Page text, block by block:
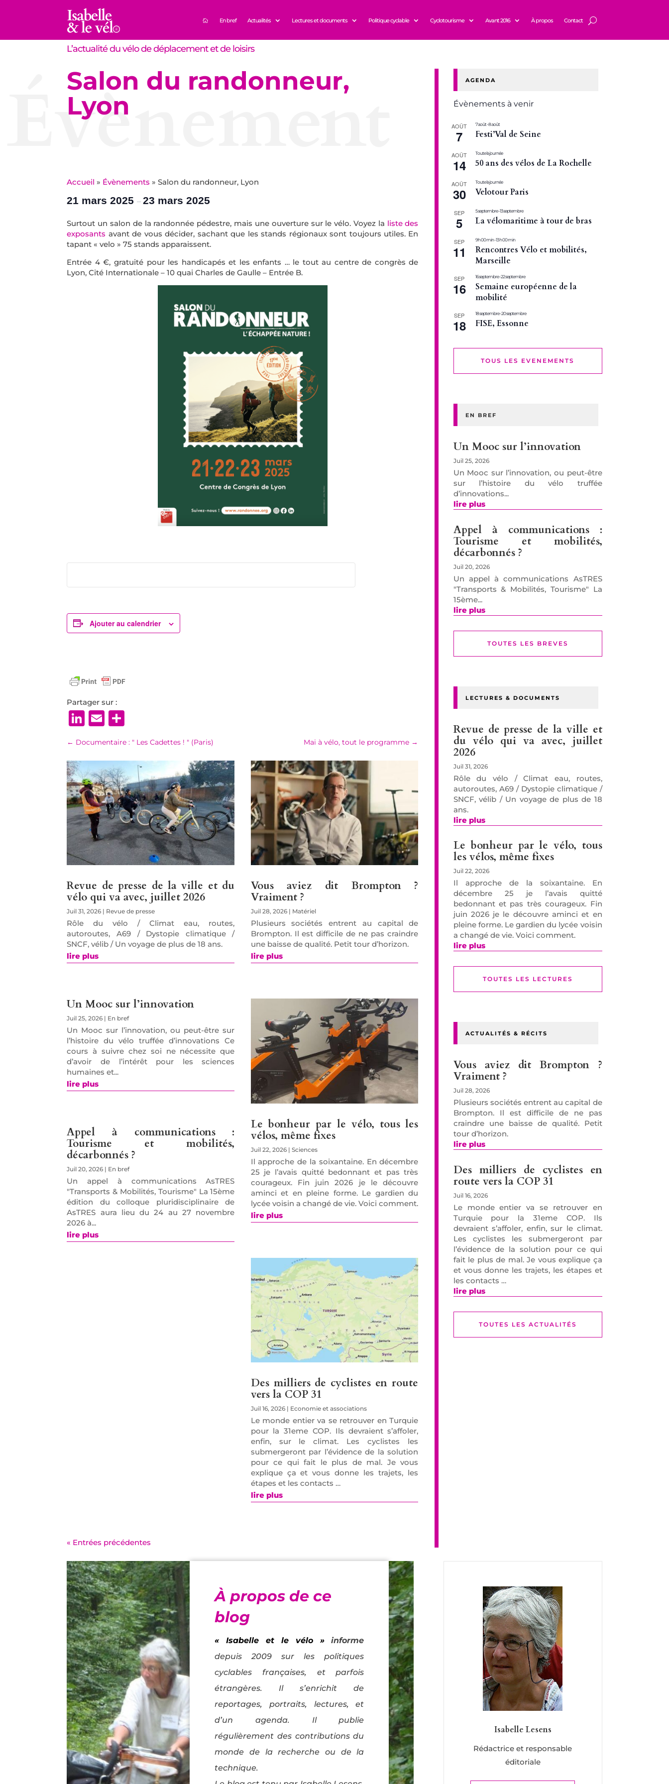
En bref Actualités Lectures et documents Politique cyclable Cyclotourisme Avant 2016 À propos Contact
L’actualité du vélo de déplacement et de loisirs
Salon du randonneur,
Lyon
Évènement
Accueil » Évènements »Salon du randonneur, Lyon
21 mars 2025–23 mars 2025
Surtout un salon de la randonnée pédestre, mais une ouverture sur le vélo. Voyez la liste des
exposants avant de vous décider, sachant que les stands régionaux sont toujours utiles. En
tapant « velo » 75 stands apparaissent.
Entrée 4 €, gratuité pour les handicapés et les enfants … le tout au centre de congrès de
Lyon, Cité Internationale – 10 quai Charles de Gaulle – Entrée B.
Ajouter au calendrier
Partager sur :
LinkedIn
Email
← Documentaire : " Les Cadettes ! " (Paris) Mai à vélo, tout le programme →
Revue de presse de la ville et du
vélo qui va avec, juillet 2026
Juil 31, 2026 | Revue de presse
Rôle du vélo / Climat eau, routes,
autoroutes, A69 / Dystopie climatique /
SNCF, vélib / Un voyage de plus de 18 ans.
lire plus
Un Mooc sur l’innovation
Juil 25, 2026 | En bref
Un Mooc sur l’innovation, ou peut-être sur
l’histoire du vélo truffée d’innovations Ce
cours à suivre chez soi ne nécessite que
d’avoir de l’intérêt pour les sciences
humaines et...
lire plus
Appel à communications :
Tourisme et mobilités,
décarbonnés ?
Juil 20, 2026 | En bref
Un appel à communications AsTRES
"Transports & Mobilités, Tourisme" La 15ème
édition du colloque pluridisciplinaire de
AsTRES aura lieu du 24 au 27 novembre
2026 à...
lire plus
Vous aviez dit Brompton ?
Vraiment ?
Juil 28, 2026| Matériel
Plusieurs sociétés entrent au capital de
Brompton. Il est difficile de ne pas craindre
une baisse de qualité. Petit tour d’horizon.
lire plus
Le bonheur par le vélo, tous les
vélos, même fixes
Juil 22, 2026| Sciences
Il approche de la soixantaine. En décembre
25 je l’avais quitté bedonnant et pas très
courageux. Fin juin 2026 je le découvre
aminci et en pleine forme. Le gardien du
lycée voisin a changé de vie. Voici comment.
lire plus
Des milliers de cyclistes en route
vers la COP 31
Juil 16, 2026| Economie et associations
Le monde entier va se retrouver en Turquie
pour la 31eme COP. Ils devraient s’affoler,
enfin, sur le climat. Les cyclistes les
submergeront par l’évidence de la solution
pour ce qui fait le plus de mal. Je vous
explique ça et vous donne les trajets, les
étapes et les contacts …
lire plus
« Entrées précédentes
AGENDA
Évènements à venir
AOÛT
7
7 août-8 août
Festi’Val de Seine
AOÛT
14
Toute la journée
50 ans des vélos de La Rochelle
AOÛT
30
Toute la journée
Velotour Paris
SEP
5
5 septembre-13 septembre
La vélomaritime à tour de bras
SEP
11
9 h 00 min-13 h 00 min
Rencontres Vélo et mobilités,
Marseille
SEP
16
16 septembre-22 septembre
Semaine européenne de la
mobilité
SEP
18
18 septembre-20 septembre
FISE, Essonne
TOUS LES EVENEMENTS
EN BREF
Un Mooc sur l’innovation
Juil 25, 2026
Un Mooc sur l’innovation, ou peut-être
sur l’histoire du vélo truffée
d’innovations...
lire plus
Appel à communications :
Tourisme et mobilités,
décarbonnés ?
Juil 20, 2026
Un appel à communications AsTRES
"Transports & Mobilités, Tourisme" La
15ème...
lire plus
TOUTES LES BREVES
LECTURES & DOCUMENTS
Revue de presse de la ville et
du vélo qui va avec, juillet
2026
Juil 31, 2026
Rôle du vélo / Climat eau, routes,
autoroutes, A69 / Dystopie climatique /
SNCF, vélib / Un voyage de plus de 18
ans.
lire plus
Le bonheur par le vélo, tous
les vélos, même fixes
Juil 22, 2026
Il approche de la soixantaine. En
décembre 25 je l’avais quitté
bedonnant et pas très courageux. Fin
juin 2026 je le découvre aminci et en
pleine forme. Le gardien du lycée voisin
a changé de vie. Voici comment.
lire plus
TOUTES LES LECTURES
ACTUALITÉS & RÉCITS
Vous aviez dit Brompton ?
Vraiment ?
Juil 28, 2026
Plusieurs sociétés entrent au capital de
Brompton. Il est difficile de ne pas
craindre une baisse de qualité. Petit
tour d’horizon.
lire plus
Des milliers de cyclistes en
route vers la COP 31
Juil 16, 2026
Le monde entier va se retrouver en
Turquie pour la 31eme COP. Ils
devraient s’affoler, enfin, sur le climat.
Les cyclistes les submergeront par
l’évidence de la solution pour ce qui
fait le plus de mal. Je vous explique ça
et vous donne les trajets, les étapes et
les contacts …
lire plus
TOUTES LES ACTUALITÉS
À propos de ce
blog
« Isabelle et le vélo »informe
depuis 2009 sur les politiques
cyclables françaises, et parfois
étrangères. Il s’enrichit de
reportages, portraits, lectures, et
d’un agenda. Il publie
régulièrement des contributions du
monde de la recherche ou de la
technique.
Isabelle Lesens
Rédactrice et responsable
éditoriale